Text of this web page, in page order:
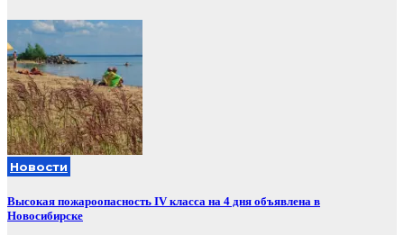
Новости
Высокая пожароопасность IV класса на 4 дня объявлена в
Новосибирске